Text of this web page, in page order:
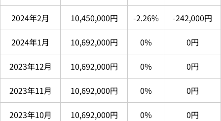
2024年2月 10,450,000円 -2.26% -242,000円
2024年1月 10,692,000円 0% 0円
2023年12月 10,692,000円 0% 0円
2023年11月 10,692,000円 0% 0円
2023年10月 10,692,000円 0% 0円